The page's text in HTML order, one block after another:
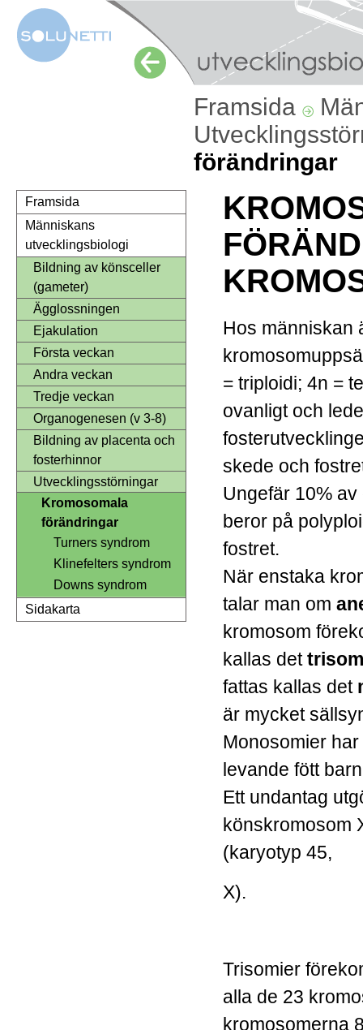
Framsida
förändringar
Framsida
Människans
utvecklingsbiologi
Bildning av könsceller
(gameter)
Ägglossningen
Ejakulation
Första veckan
Andra veckan
Tredje veckan
Organogenesen (v 3-8)
Bildning av placenta och
fosterhinnor
Utvecklingsstörningar
Kromosomala
förändringar
Turners syndrom
Klinefelters syndrom
Downs syndrom
Sidakarta
Hos människan
= triploidi; 4n =
ovanligt och
skede och
Ungefär 10%
beror på
När enstaka
talar man om
kromosom
kallas det
fattas kallas det
är mycket
Monosomier
levande fött
Ett undantag
könskromosom
(karyotyp 45,
X).
Trisomier
alla de 23
kromosomerna